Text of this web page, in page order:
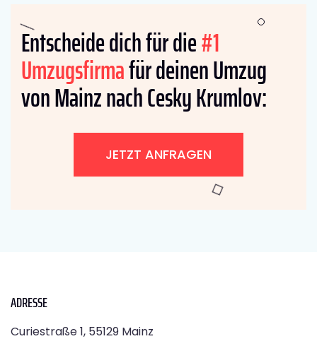
Entscheide dich für die#1
Umzugsfirmafür deinen Umzug
von Mainz nach Cesky Krumlov:
JETZT ANFRAGEN
ADRESSE
Curiestraße 1, 55129 Mainz